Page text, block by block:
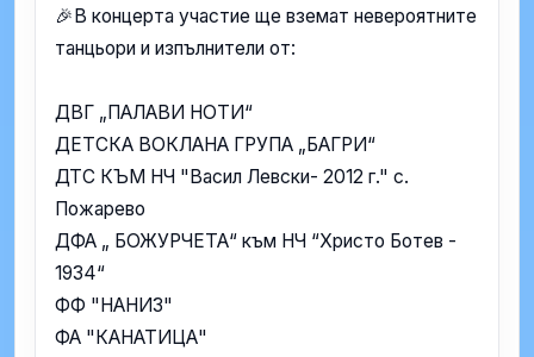
🎉В концерта участие ще вземат невероятните
танцьори и изпълнители от:
ДВГ „ПАЛАВИ НОТИ“
ДЕТСКА ВОКЛАНА ГРУПА „БАГРИ“
ДТС КЪМ НЧ "Васил Левски- 2012 г." с.
Пожарево
ДФА „ БОЖУРЧЕТА“ към НЧ “Христо Ботев -
1934“
ФФ "НАНИЗ"
ФА "КАНАТИЦА"